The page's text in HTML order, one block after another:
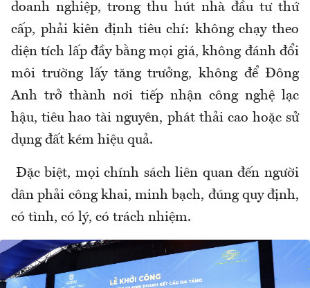
doanh nghiệp, trong thu hút nhà đầu tư thứ
cấp, phải kiên định tiêu chí: không chạy theo
diện tích lấp đầy bằng mọi giá, không đánh đổi
môi trường lấy tăng trưởng, không để Đông
Anh trở thành nơi tiếp nhận công nghệ lạc
hậu, tiêu hao tài nguyên, phát thải cao hoặc sử
dụng đất kém hiệu quả.
Đặc biệt, mọi chính sách liên quan đến người
dân phải công khai, minh bạch, đúng quy định,
có tình, có lý, có trách nhiệm.